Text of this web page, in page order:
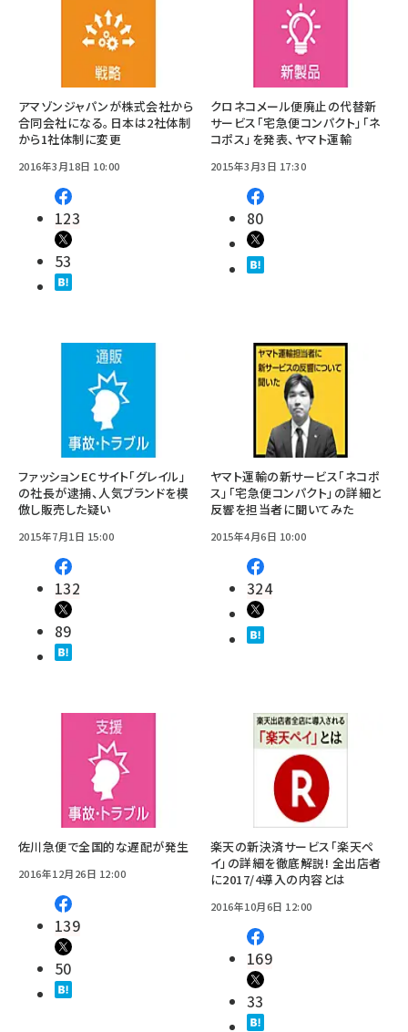
アマゾンジャパンが株式会社から
合同会社になる。日本は2社体制
から1社体制に変更
2016年3月18日 10:00
123
53
クロネコメール便廃止の代替新
サービス「宅急便コンパクト」「ネ
コポス」を発表、ヤマト運輸
2015年3月3日 17:30
80
ファッションECサイト「グレイル」
の社長が逮捕、人気ブランドを模
倣し販売した疑い
2015年7月1日 15:00
132
89
ヤマト運輸の新サービス「ネコポ
ス」「宅急便コンパクト」の詳細と
反響を担当者に聞いてみた
2015年4月6日 10:00
324
佐川急便で全国的な遅配が発生
2016年12月26日 12:00
139
50
楽天の新決済サービス「楽天ペ
イ」の詳細を徹底解説! 全出店者
に2017/4導入の内容とは
2016年10月6日 12:00
169
33